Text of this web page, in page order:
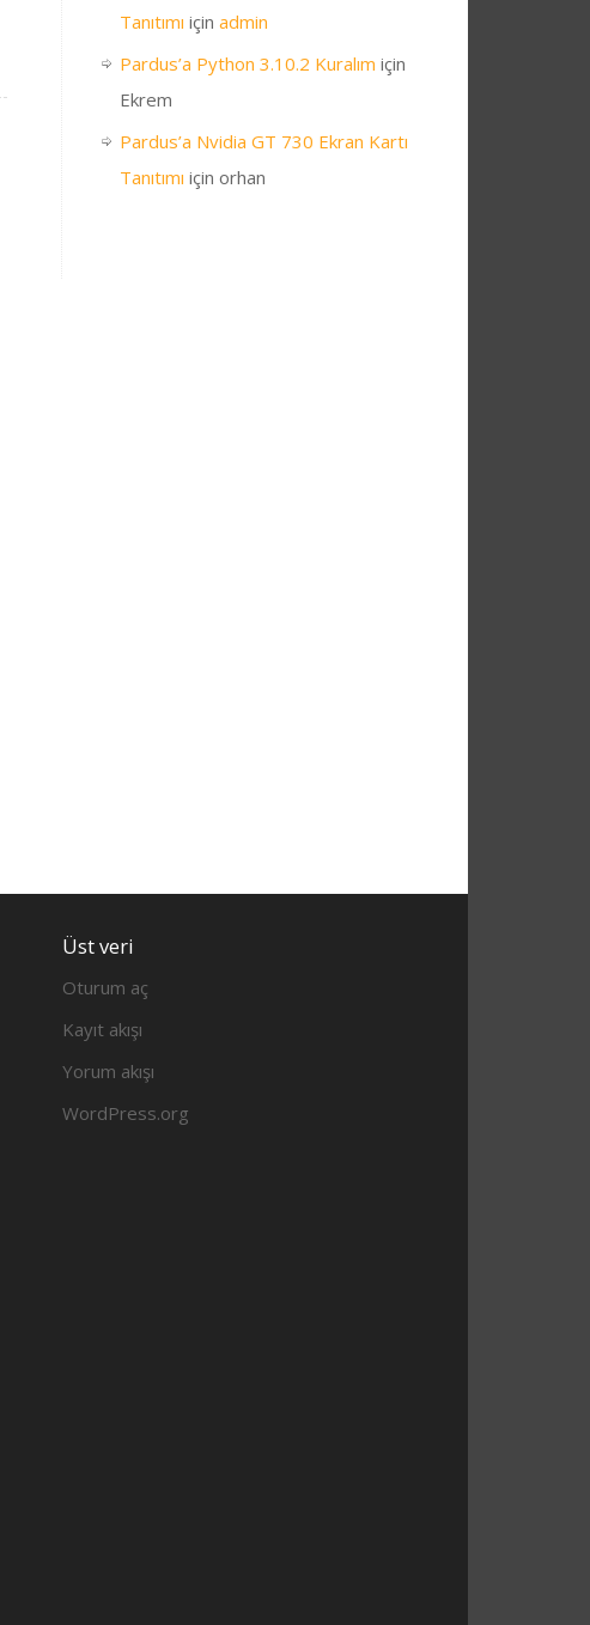
Tanıtımı için admin
Pardus’a Python 3.10.2 Kuralım için
Ekrem
Pardus’a Nvidia GT 730 Ekran Kartı
Tanıtımı için orhan
Üst veri
Oturum aç
Kayıt akışı
Yorum akışı
WordPress.org